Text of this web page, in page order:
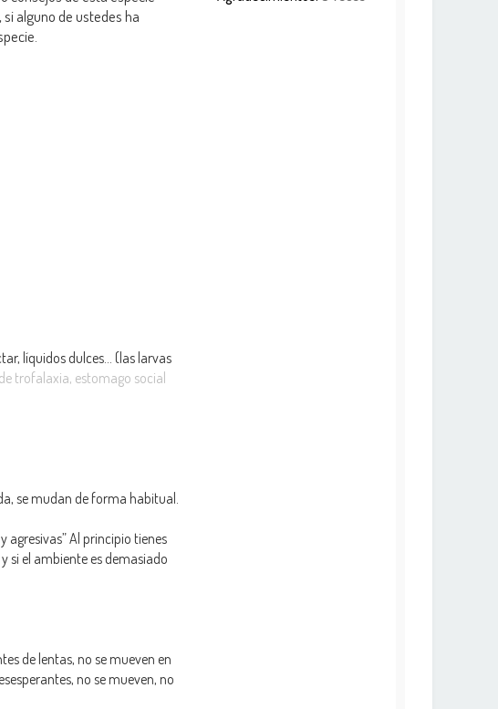
, si alguno de ustedes ha
líquidos dulces… (las larvas
trofalaxia, estomago social
se mudan de forma habitual.
agresivas” Al principio tienes
si el ambiente es demasiado
de lentas, no se mueven en
no se mueven, no